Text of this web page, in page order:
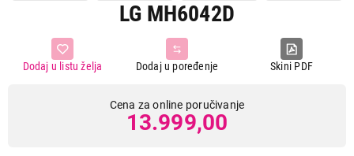
LG MH6042D
Skini PDF
Dodaj u poređenje
Dodaj u listu želja
Cena za online poručivanje
13.999,00